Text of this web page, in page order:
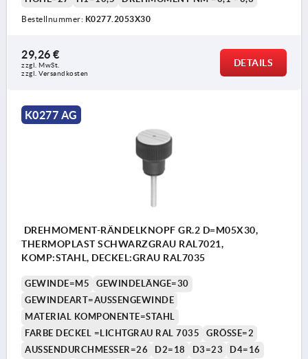
Bestellnummer: K0277.2053X30
29,26 €
zzgl. MwSt.
zzgl. Versandkosten
DETAILS
K0277 AG
DREHMOMENT-RÄNDELKNOPF GR.2 D=M05X30,
THERMOPLAST SCHWARZGRAU RAL7021,
KOMP:STAHL, DECKEL:GRAU RAL7035
GEWINDE=M5
GEWINDELÄNGE=30
GEWINDEART=AUSSENGEWINDE
MATERIAL KOMPONENTE=STAHL
FARBE DECKEL =LICHTGRAU RAL 7035
GRÖSSE=2
AUSSENDURCHMESSER=26
D2=18 D3=23
D4=16